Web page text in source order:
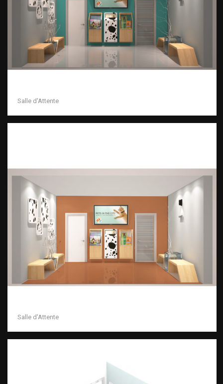
Salle d'Attente
Salle d'Attente